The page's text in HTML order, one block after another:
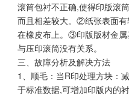
滚筒包衬不正确,使得印版滚
而且相差较大。②纸张表面
在橡皮布上。③印版版材金
与压印滚筒没有关系。
三、故障分析及解决方法
1、顺毛：当R印处理方块：
于标准数据,可增加印版内的